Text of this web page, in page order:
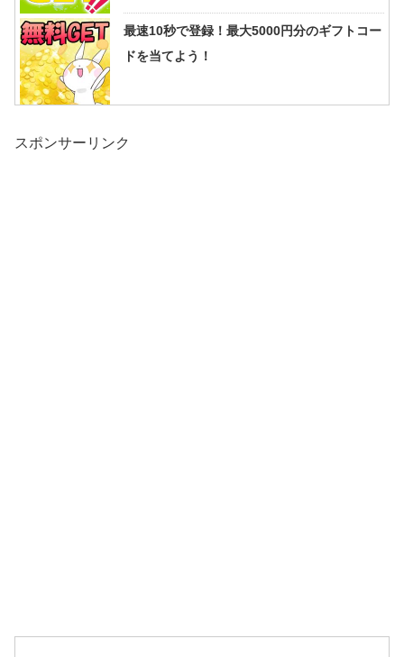
最速10秒で登録！最大5000円分のギフトコー
ドを当てよう！
スポンサーリンク